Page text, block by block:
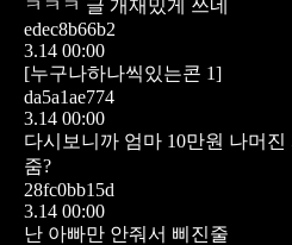
ㅋㅋㅋ 글 개재밌게 쓰네
edec8b66b2
3.14 00:00
[누구나하나씩있는콘 1]
da5a1ae774
3.14 00:00
다시보니까 엄마 10만원 나머
줌?
28fc0bb15d
3.14 00:00
난 아빠만 안줘서 삐진줄